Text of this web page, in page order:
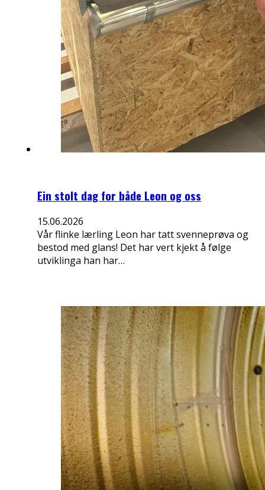
Ein stolt dag for både Leon og oss
15.06.2026
Vår flinke lærling Leon har tatt svenneprøva og
bestod med glans! Det har vert kjekt å følge
utviklinga han har…